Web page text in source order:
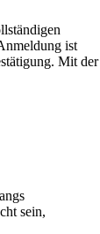
ist
Mit der
sein,